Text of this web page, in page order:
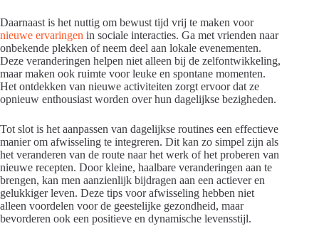
Daarnaast is het nuttig om bewust tijd vrij te maken voor
nieuwe ervaringen in sociale interacties. Ga met vrienden naar
onbekende plekken of neem deel aan lokale evenementen.
Deze veranderingen helpen niet alleen bij de zelfontwikkeling,
maar maken ook ruimte voor leuke en spontane momenten.
Het ontdekken van nieuwe activiteiten zorgt ervoor dat ze
opnieuw enthousiast worden over hun dagelijkse bezigheden.
Tot slot is het aanpassen van dagelijkse routines een effectieve
manier om afwisseling te integreren. Dit kan zo simpel zijn als
het veranderen van de route naar het werk of het proberen van
nieuwe recepten. Door kleine, haalbare veranderingen aan te
brengen, kan men aanzienlijk bijdragen aan een actiever en
gelukkiger leven. Deze tips voor afwisseling hebben niet
alleen voordelen voor de geestelijke gezondheid, maar
bevorderen ook een positieve en dynamische levensstijl.